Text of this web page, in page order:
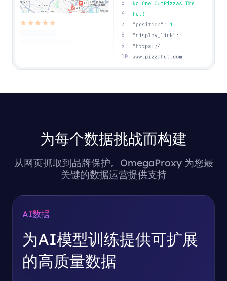
为每个数据挑战而构建
从网页抓取到品牌保护。OmegaProxy 为您最
关键的数据运营提供支持
AI数据
为AI模型训练提供可扩展
的高质量数据